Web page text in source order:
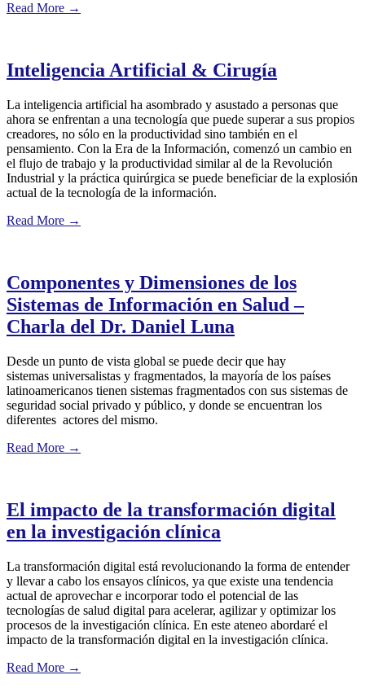
Read More →
Inteligencia Artificial & Cirugía
La inteligencia artificial ha asombrado y asustado a personas que
ahora se enfrentan a una tecnología que puede superar a sus propios
creadores, no sólo en la productividad sino también en el
pensamiento. Con la Era de la Información, comenzó un cambio en
el flujo de trabajo y la productividad similar al de la Revolución
Industrial y la práctica quirúrgica se puede beneficiar de la explosión
actual de la tecnología de la información.
Read More →
Componentes y Dimensiones de los
Sistemas de Información en Salud –
Charla del Dr. Daniel Luna
Desde un punto de vista global se puede decir que hay
sistemas universalistas y fragmentados, la mayoría de los países
latinoamericanos tienen sistemas fragmentados con sus sistemas de
seguridad social privado y público, y donde se encuentran los
diferentes actores del mismo.
Read More →
El impacto de la transformación digital
en la investigación clínica
La transformación digital está revolucionando la forma de entender
y llevar a cabo los ensayos clínicos, ya que existe una tendencia
actual de aprovechar e incorporar todo el potencial de las
tecnologías de salud digital para acelerar, agilizar y optimizar los
procesos de la investigación clínica. En este ateneo abordaré el
impacto de la transformación digital en la investigación clínica.
Read More →